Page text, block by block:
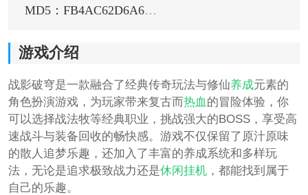
MD5：FB4AC62D6A61E7917BC72F642EEE3176
游戏介绍
战影破穹是一款融合了经典传奇玩法与修仙养成元素的
角色扮演游戏，为玩家带来复古而热血 的冒险体验，你
可以选择战法牧等经典职业，挑战强大的BOSS，享受高
速战斗与装备回收的畅快感。游戏不仅保留了原汁原味
的散人追梦乐趣，还加入了丰富的养成系统和多样玩
法，无论是追求极致战力还是休闲挂机，都能找到属于
自己的乐趣。